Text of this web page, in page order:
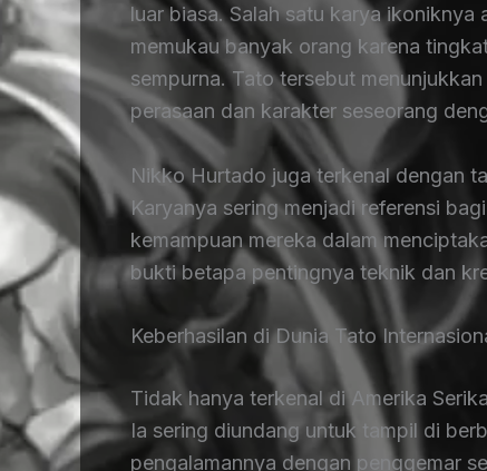
luar biasa. Salah satu karya
memukau banyak orang karena
sempurna. Tato tersebut
perasaan dan karakter seseorang
Nikko Hurtado juga terkenal dengan
Karyanya sering menjadi referensi
kemampuan mereka dalam
bukti betapa pentingnya teknik dan
Keberhasilan di Dunia Tato
Tidak hanya terkenal di Amerika
Ia sering diundang untuk tampil di
pengalamannya dengan penggemar